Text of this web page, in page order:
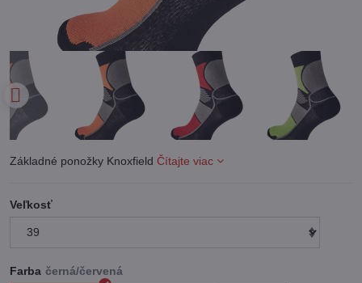
Základné ponožky Knoxfield Čítajte viac
Veľkosť
Farba